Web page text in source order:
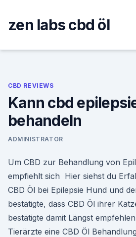
content
zen labs cbd öl
CBD REVIEWS
Kann cbd
behandeln
ADMINISTRATOR
Um CBD zur Behandlung von
empfiehlt sich Hier siehst du
CBD Öl bei Epilepsie Hund und
bestätigte, dass CBD Öl ihrer
bestätigte damit Längst
Tierärzte eine CBD Öl